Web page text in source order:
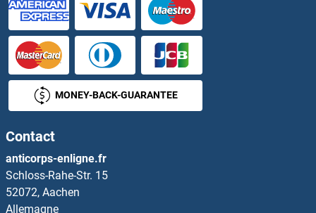
TGM3 Anticorps
TGM4 Anticorps
TGOLN2 Anticorps
TGS1 Anticorps
TH1-Like Anticorps
THAP1 Anticorps
MONEY-BACK-GUARANTEE
Contact
anticorps-enligne.fr
Schloss-Rahe-Str. 15
52072, Aachen
Allemagne